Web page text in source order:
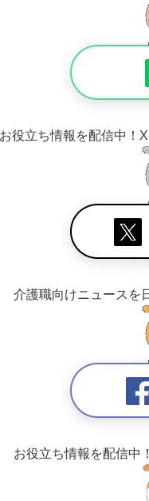
お役立ち情報を配信中！
介護職向けニュースを
お役立ち情報を配信中！